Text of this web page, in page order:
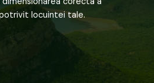
locuintei tale.